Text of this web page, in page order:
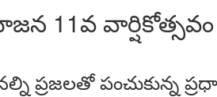
11వ వార్షికోత్సవం
పంచుకున్న